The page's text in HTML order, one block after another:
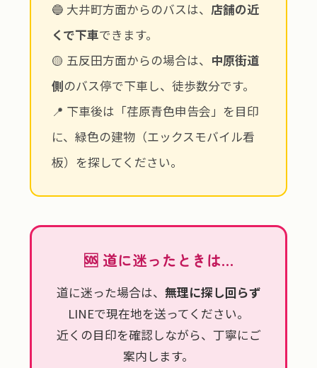
🔵 大井町方面からのバスは、 店舗の近
くで下車できます。
🟡 五反田方面からの場合は、 中原街道
側のバス停で下車し、徒歩数分です。
📍 下車後は「荏原青色申告会」を目印
に、緑色の建物（エックスモバイル看
板）を探してください。
🆘 道に迷ったときは…
道に迷った場合は、 無理に探し回らず
LINEで現在地を送ってください。
近くの目印を確認しながら、丁寧にご
案内します。